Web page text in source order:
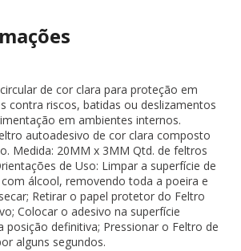
de cor clara para proteção em
contra riscos, batidas ou deslizamentos
em ambientes internos.
autoadesivo de cor clara composto
Medida: 20MM x 3MM Qtd. de feltros
de Uso: Limpar a superfície de
álcool, removendo toda a poeira e
Retirar o papel protetor do Feltro
Colocar o adesivo na superfície
posição definitiva; Pressionar o Feltro de
alguns segundos.